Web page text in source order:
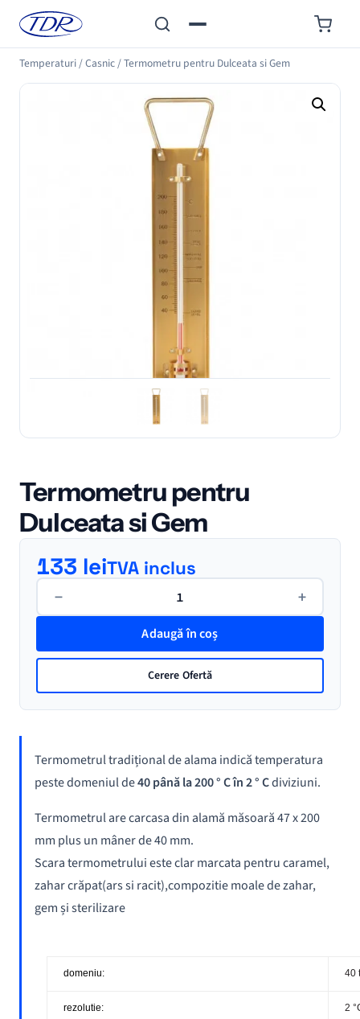
Temperaturi/Casnic/Termometru pentru Dulceata si Gem
Termometru pentru
Dulceata si Gem
Termometrul tradițional de alama indică temperatura
peste domeniul de40 până la 200 ° C în 2 ° Cdiviziuni.
Termometrul are carcasa din alamă măsoară 47 x 200
mm plus un mâner de 40 mm.
Scara termometrului este clar marcata pentru caramel,
zahar crăpat(ars si racit),compozitie moale de zahar,
gem și sterilizare
domeniu: 40
rezolutie: 2
133 leiTVA inclus
−
Cantitate
Dulceata
Gem
+
Adaugă în coș
Cerere Ofertă